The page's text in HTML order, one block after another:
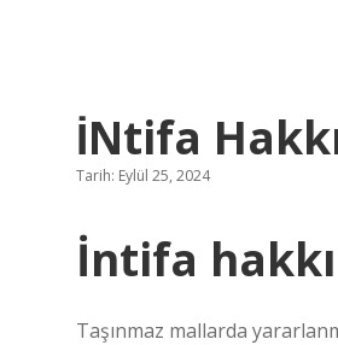
İNtifa
Tarih: Eylül 25, 2024
İntifa
Taşınmaz mallarda